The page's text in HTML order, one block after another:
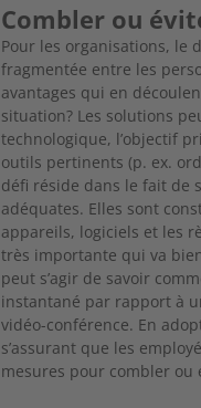
Combler ou
Pour les organisations, le
fragmentée entre les
avantages qui en
situation? Les solutions
technologique, l’objectif
outils pertinents (p. ex.
défi réside dans le fait de
adéquates. Elles sont
appareils, logiciels et les
très importante qui va
peut s’agir de savoir
instantané par rapport à
vidéo-conférence. En
s’assurant que les
mesures pour combler